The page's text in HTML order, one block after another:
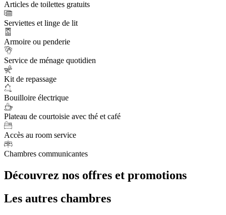
Articles de toilettes gratuits
Serviettes et linge de lit
Armoire ou penderie
Service de ménage quotidien
Kit de repassage
Bouilloire électrique
Plateau de courtoisie avec thé et café
Accès au room service
Chambres communicantes
Découvrez nos offres et promotions
Les autres chambres